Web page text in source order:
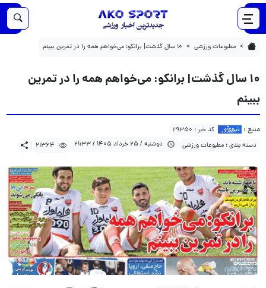
مطبوعات ورزشی ۱۰ سال گذشت| برانکو: می‌خواهم همه را در تمرین ببینم
۱۰ سال گذشت| برانکو: می‌خواهم همه را در تمرین ببینم 1405/03/25
21364
۱۰ سال گذشت| برانکو: می‌خواهم همه را در تمرین
ببینم
منبع :
کد خبر : 29350
دسته بندی : مطبوعات ورزشی
دوشنبه / 25 خرداد 1405 / 21:33 21364